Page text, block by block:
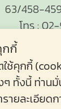
63/458-
โทร :02-
บริษัท โ
กกี้
ช้คุกกี้
ๆ ทั้งนี้ ท่าน
ายละเอียด